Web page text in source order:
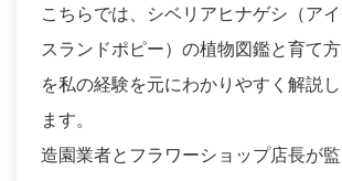
こちらでは、シベリアヒナゲシ（アイ
スランドポピー）の植物図鑑と育て方
を私の経験を元にわかりやすく解説し
ます。
造園業者とフラワーショップ店長が監